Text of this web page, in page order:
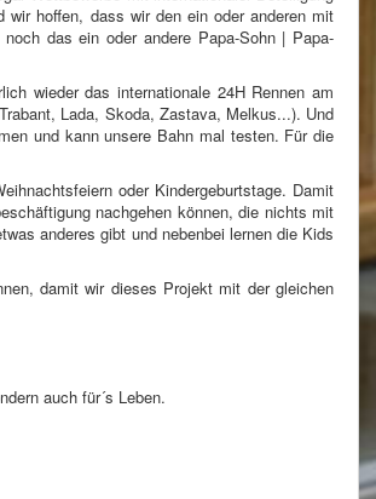
hoffen, dass wir den ein oder anderen mit
das ein oder andere Papa-Sohn | Papa-
wieder das internationale 24H Rennen am
Lada, Skoda, Zastava, Melkus...). Und
und kann unsere Bahn mal testen. Für die
oder Kindergeburtstage. Damit
nachgehen können, die nichts mit
anderes gibt und nebenbei lernen die Kids
damit wir dieses Projekt mit der gleichen
auch für´s Leben.